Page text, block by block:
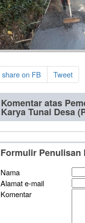
share on FB Tweet
Komentar atas
Karya Tunai Desa
Formulir Penulisan
Nama
Alamat e-mail
Komentar